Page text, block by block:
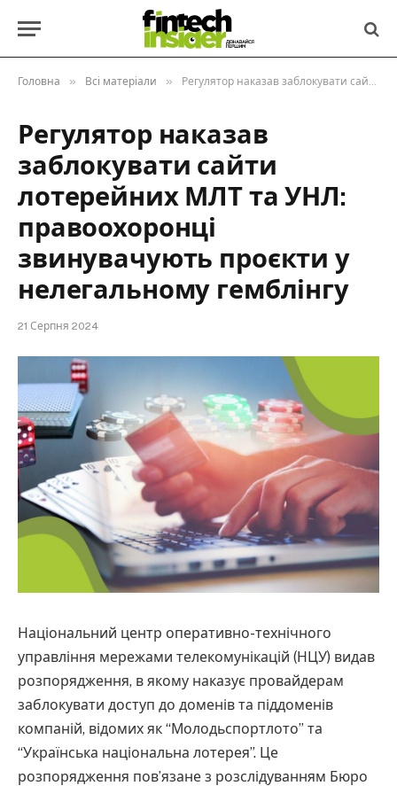
Головна » Всі матеріали » Регулятор наказав заблокувати сайти лотерейних МЛТ та УНЛ: правоохоронці звинувачують проєкти у нелегальному гемблінгу
Регулятор наказав
заблокувати сайти
лотерейних МЛТ та УНЛ:
правоохоронці
звинувачують проєкти у
нелегальному гемблінгу
21 Серпня 2024
Національний центр оперативно-технічного
управління мережами телекомунікацій (НЦУ) видав
розпорядження, в якому наказує провайдерам
заблокувати доступ до доменів та піддоменів
компаній, відомих як “Молодьспортлото” та
“Українська національна лотерея”. Це
розпорядження пов’язане з розслідуванням Бюро